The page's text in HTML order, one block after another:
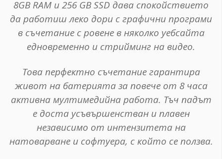
8GB RAM и 256 GB SSD дава спокойствието
да работиш леко дори с графични програми
в съчетание с ровене в няколко уебсайта
едновременно и стрийминг на видео.
Това перфектно съчетание гарантира
живот на батерията за повече от 8 часа
активна мултимедийна работа. Тъч падът
е доста усъвършенстван и плавен
независимо от интензитета на
натоварване и софтуера, с който се ползва.